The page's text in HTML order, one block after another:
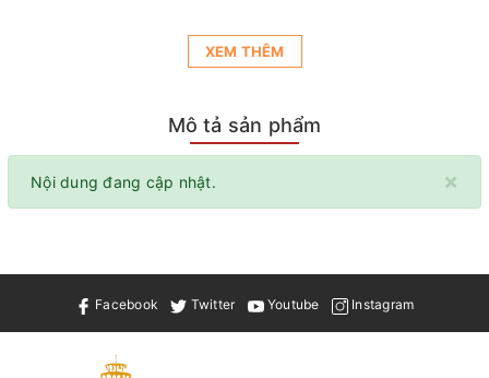
XEM THÊM
Mô tả sản phẩm
×
Nội dung đang cập nhật.
Facebook Twitter Youtube Instagram